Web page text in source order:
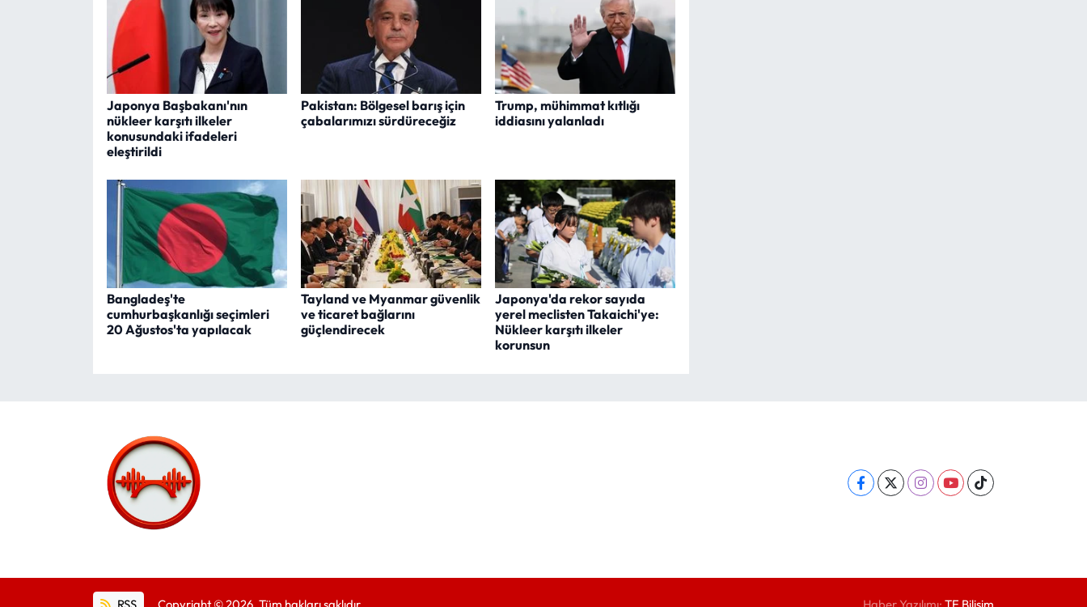
Japonya Başbakanı'nın
nükleer karşıtı ilkeler
konusundaki ifadeleri
eleştirildi
Pakistan: Bölgesel barış için
çabalarımızı sürdüreceğiz
Trump, mühimmat kıtlığı
iddiasını yalanladı
Bangladeş'te
cumhurbaşkanlığı seçimleri
20 Ağustos'ta yapılacak
Tayland ve Myanmar güvenlik
ve ticaret bağlarını
güçlendirecek
Japonya'da rekor sayıda
yerel meclisten Takaichi'ye:
Nükleer karşıtı ilkeler
korunsun